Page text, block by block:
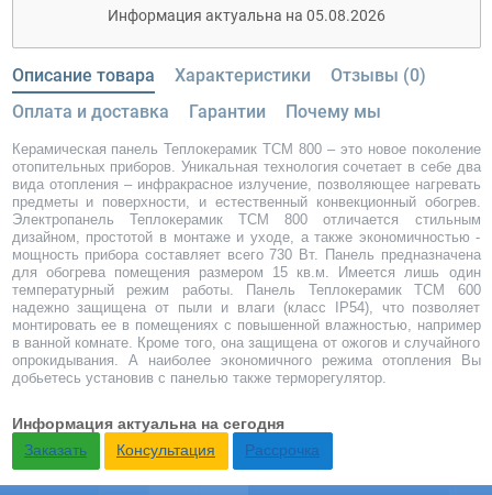
Информация актуальна на 05.08.2026
Описание товара Характеристики
Отзывы (0)
Оплата и доставка
Гарантии Почему мы
Керамическая панель Теплокерамик ТСМ 800 – это новое поколение
отопительных приборов. Уникальная технология сочетает в себе два
вида отопления – инфракрасное излучение, позволяющее нагревать
предметы и поверхности, и естественный конвекционный обогрев.
Электропанель Теплокерамик ТСМ 800 отличается стильным
дизайном, простотой в монтаже и уходе, а также экономичностью -
мощность прибора составляет всего 730 Вт. Панель предназначена
для обогрева помещения размером 15 кв.м. Имеется лишь один
температурный режим работы. Панель Теплокерамик ТСМ 600
надежно защищена от пыли и влаги (класс IP54), что позволяет
монтировать ее в помещениях с повышенной влажностью, например
в ванной комнате. Кроме того, она защищена от ожогов и случайного
опрокидывания. А наиболее экономичного режима отопления Вы
добьетесь установив с панелью также терморегулятор.
Информация актуальна на сегодня
Заказать
Консультация Рассрочка